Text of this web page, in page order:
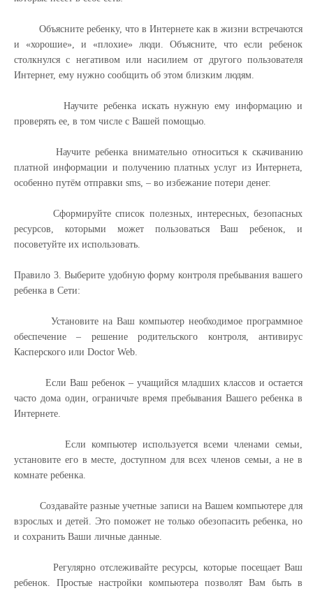
Объясните ребенку, что в Интернете как в жизни встречаются
и «хорошие», и «плохие» люди. Объясните, что если ребенок
столкнулся с негативом или насилием от другого пользователя
Интернет, ему нужно сообщить об этом близким людям.
Научите ребенка искать нужную ему информацию и
проверять ее, в том числе с Вашей помощью.
Научите ребенка внимательно относиться к скачиванию
платной информации и получению платных услуг из Интернета,
особенно путём отправки sms, – во избежание потери денег.
Сформируйте список полезных, интересных, безопасных
ресурсов, которыми может пользоваться Ваш ребенок, и
посоветуйте их использовать.
Правило 3. Выберите удобную форму контроля пребывания вашего
ребенка в Сети:
Установите на Ваш компьютер необходимое программное
обеспечение – решение родительского контроля, антивирус
Касперского или Doctor Web.
Если Ваш ребенок – учащийся младших классов и остается
часто дома один, ограничьте время пребывания Вашего ребенка в
Интернете.
Если компьютер используется всеми членами семьи,
установите его в месте, доступном для всех членов семьи, а не в
комнате ребенка.
Создавайте разные учетные записи на Вашем компьютере для
взрослых и детей. Это поможет не только обезопасить ребенка, но
и сохранить Ваши личные данные.
Регулярно отслеживайте ресурсы, которые посещает Ваш
ребенок. Простые настройки компьютера позволят Вам быть в